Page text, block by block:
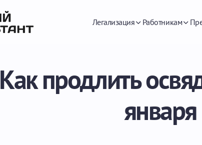
Легализация Работникам
Как продлить